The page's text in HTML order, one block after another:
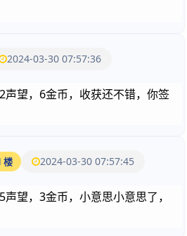
2024-03-30 07:57:36
声望，6金币，收获还不错，你签
楼 2024-03-30 07:57:45
望，3金币，小意思小意思了，